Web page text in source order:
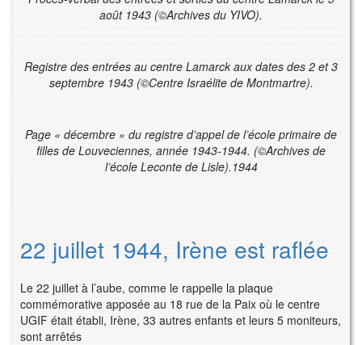
août 1943 (©Archives du YIVO).
Registre des entrées au centre Lamarck aux dates des 2 et 3
septembre 1943 (©Centre Israélite de Montmartre).
Page « décembre » du registre d’appel de l’école primaire de
filles de Louveciennes, année 1943-1944. (©Archives de
l’école Leconte de Lisle).1944
22 juillet 1944, Irène est raflée
Le 22 juillet à l’aube, comme le rappelle la plaque
commémorative apposée au 18 rue de la Paix où le centre
UGIF était établi, Irène, 33 autres enfants et leurs 5 moniteurs,
sont arrêtés